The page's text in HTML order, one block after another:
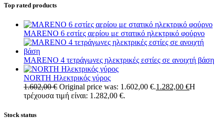
Top rated products
MARENO 6 εστίες αερίου με στατικό ηλεκτρικό φούρνο
MARENO 4 τετράγωνες ηλεκτρικές εστίες σε ανοιχτή βάση
NORTH Ηλεκτρικός γύρος
1.602,00€ Original price was: 1.602,00 €.1.282,00 €Η
τρέχουσα τιμή είναι: 1.282,00 €.
Stock status